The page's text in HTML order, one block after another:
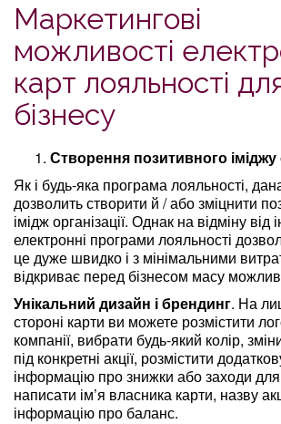
Маркетингові
можливості
карт лояльності
бізнесу
Створення позитивного іміджу
Як і будь-яка програма лояльності,
дозволить створити й / або зміцнити
імідж організації. Однак на відміну від
електронні програми лояльності
це дуже швидко і з мінімальними
відкриває перед бізнесом масу
Унікальний дизайн і брендинг. На
стороні карти ви можете розмістити
компанії, вибрати будь-який колір,
під конкретні акції, розмістити
інформацію про знижки або заходи для
написати ім’я власника карти, назву
інформацію про баланс.